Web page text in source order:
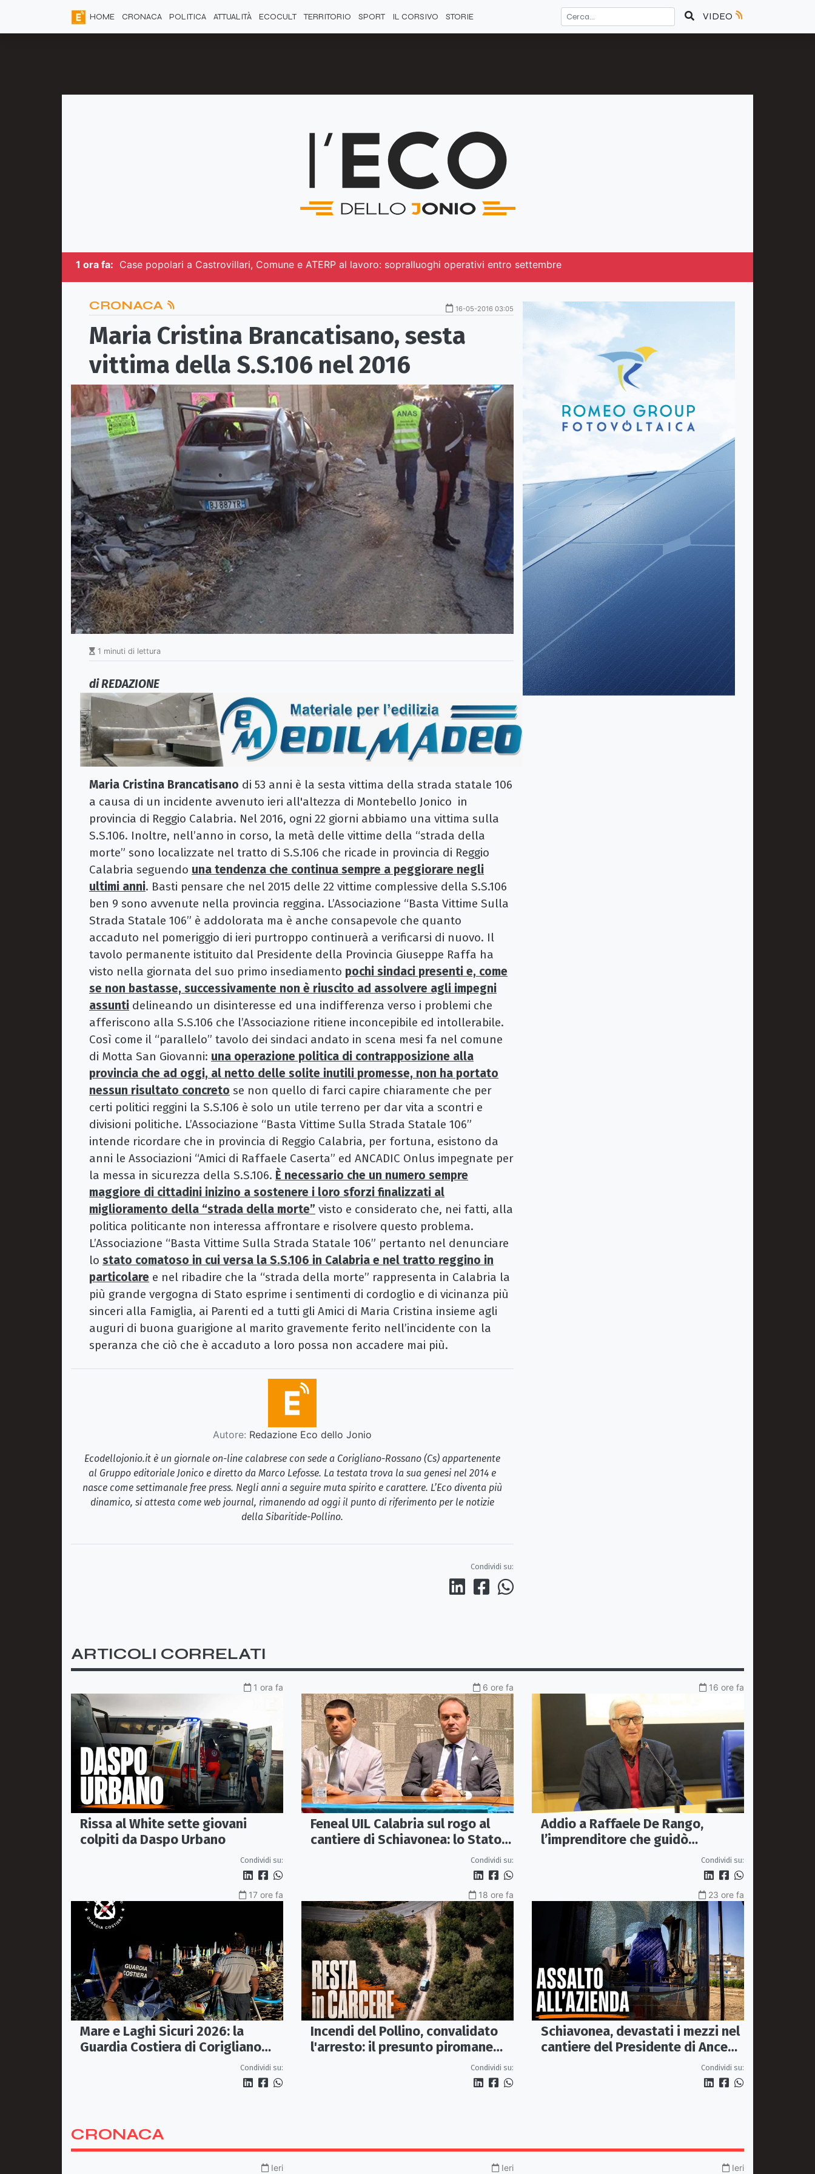
HOME CRONACA POLITICA ATTUALITÀ ECOCULT TERRITORIO SPORT IL CORSIVO STORIE VIDEO
1 ora fa: Case popolari a Castrovillari, Comune e ATERP al lavoro: sopralluoghi operativi entro settembre
CRONACA 16-05-2016 03:05
Maria Cristina Brancatisano, sesta
vittima della S.S.106 nel 2016
1 minuti di lettura
di REDAZIONE
Maria Cristina Brancatisano di 53 anni è la sesta vittima della strada statale 106
a causa di un incidente avvenuto ieri all'altezza di Montebello Jonico in
provincia di Reggio Calabria. Nel 2016, ogni 22 giorni abbiamo una vittima sulla
S.S.106. Inoltre, nell’anno in corso, la metà delle vittime della “strada della
morte” sono localizzate nel tratto di S.S.106 che ricade in provincia di Reggio
Calabria seguendo una tendenza che continua sempre a peggiorare negli
ultimi anni. Basti pensare che nel 2015 delle 22 vittime complessive della S.S.106
ben 9 sono avvenute nella provincia reggina. L’Associazione “Basta Vittime Sulla
Strada Statale 106” è addolorata ma è anche consapevole che quanto
accaduto nel pomeriggio di ieri purtroppo continuerà a verificarsi di nuovo. Il
tavolo permanente istituito dal Presidente della Provincia Giuseppe Raffa ha
visto nella giornata del suo primo insediamento pochi sindaci presenti e, come
se non bastasse, successivamente non è riuscito ad assolvere agli impegni
assunti delineando un disinteresse ed una indifferenza verso i problemi che
afferiscono alla S.S.106 che l’Associazione ritiene inconcepibile ed intollerabile.
Così come il “parallelo” tavolo dei sindaci andato in scena mesi fa nel comune
di Motta San Giovanni: una operazione politica di contrapposizione alla
provincia che ad oggi, al netto delle solite inutili promesse, non ha portato
nessun risultato concreto se non quello di farci capire chiaramente che per
certi politici reggini la S.S.106 è solo un utile terreno per dar vita a scontri e
divisioni politiche. L’Associazione “Basta Vittime Sulla Strada Statale 106”
intende ricordare che in provincia di Reggio Calabria, per fortuna, esistono da
anni le Associazioni “Amici di Raffaele Caserta” ed ANCADIC Onlus impegnate per
la messa in sicurezza della S.S.106. È necessario che un numero sempre
maggiore di cittadini inizino a sostenere i loro sforzi finalizzati al
miglioramento della “strada della morte” visto e considerato che, nei fatti, alla
politica politicante non interessa affrontare e risolvere questo problema.
L’Associazione “Basta Vittime Sulla Strada Statale 106” pertanto nel denunciare
lo stato comatoso in cui versa la S.S.106 in Calabria e nel tratto reggino in
particolare e nel ribadire che la “strada della morte” rappresenta in Calabria la
più grande vergogna di Stato esprime i sentimenti di cordoglio e di vicinanza più
sinceri alla Famiglia, ai Parenti ed a tutti gli Amici di Maria Cristina insieme agli
auguri di buona guarigione al marito gravemente ferito nell’incidente con la
speranza che ciò che è accaduto a loro possa non accadere mai più.
Autore: Redazione Eco dello Jonio
Ecodellojonio.it è un giornale on-line calabrese con sede a Corigliano-Rossano (Cs) appartenente
al Gruppo editoriale Jonico e diretto da Marco Lefosse. La testata trova la sua genesi nel 2014 e
nasce come settimanale free press. Negli anni a seguire muta spirito e carattere. L’Eco diventa più
dinamico, si attesta come web journal, rimanendo ad oggi il punto di riferimento per le notizie
della Sibaritide-Pollino.
Condividi su:
ARTICOLI CORRELATI
1 ora fa
Rissa al White sette giovani
colpiti da Daspo Urbano
Condividi su:
6 ore fa
Feneal UIL Calabria sul rogo al
cantiere di Schiavonea: lo Stato
rafforzi i presìdi di legalitàCondividi su:
16 ore fa
Addio a Raffaele De Rango,
l’imprenditore che guidò
Condividi su:
17 ore fa
Mare e Laghi Sicuri 2026: la
Guardia Costiera di Corigliano
controlla il litorale da RoccaCondividi su:
18 ore fa
Incendi del Pollino, convalidato
l'arresto: il presunto piromane
Condividi su:
23 ore fa
Schiavonea, devastati i mezzi nel
cantiere del Presidente di Ance
Condividi su:
CRONACA
Ieri Ieri Ieri